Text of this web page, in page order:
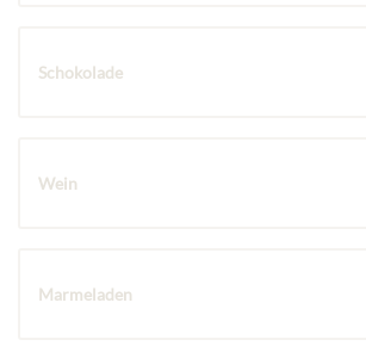
Schokolade
Wein
Marmeladen